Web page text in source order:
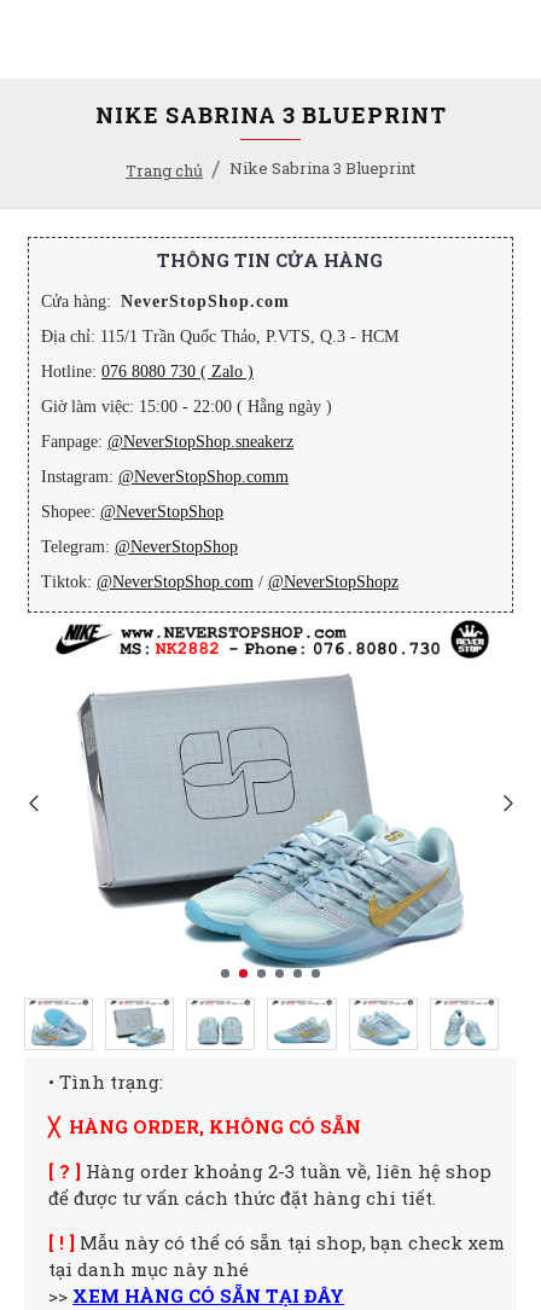
Trang chủ Nike Sabrina 3 Blueprint
NIKE SABRINA 3 BLUEPRINT
THÔNG TIN CỬA HÀNG
Cửa hàng: NeverStopShop.com
Địa chỉ: 115/1 Trần Quốc Thảo, P.VTS, Q.3 - HCM
Hotline: 076 8080 730 ( Zalo )
Giờ làm việc: 15:00 - 22:00 ( Hằng ngày )
Fanpage: @NeverStopShop.sneakerz
Instagram: @NeverStopShop.comm
Shopee: @NeverStopShop
Telegram: @NeverStopShop
Tiktok: @NeverStopShop.com / @NeverStopShopz
• Tình trạng:
╳ HÀNG ORDER, KHÔNG CÓ SẴN
[ ? ] Hàng order khoảng 2-3 tuần về, liên hệ shop
để được tư vấn cách thức đặt hàng chi tiết.
[ ! ] Mẫu này có thể có sẵn tại shop, bạn check xem
tại danh mục này nhé
>> XEM HÀNG CÓ SẴN TẠI ĐÂY